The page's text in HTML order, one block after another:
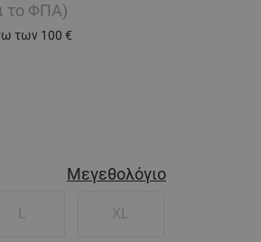
το ΦΠΑ)
των 100 €
Μεγεθολόγιο